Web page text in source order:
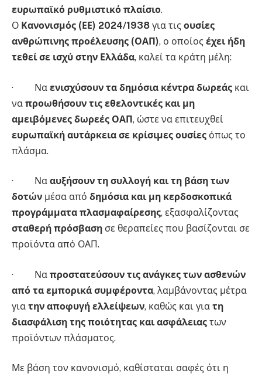
ευρωπαϊκό ρυθμιστικό πλαίσιο.
Ο Κανονισμός (ΕΕ) 2024/1938 για τις ουσίες
ανθρώπινης προέλευσης (ΟΑΠ), ο οποίος έχει ήδη
τεθεί σε ισχύ στην Ελλάδα, καλεί τα κράτη μέλη:
· Να ενισχύσουν τα δημόσια κέντρα δωρεάς και
να προωθήσουν τις εθελοντικές και μη
αμειβόμενες δωρεές ΟΑΠ, ώστε να επιτευχθεί
ευρωπαϊκή αυτάρκεια σε κρίσιμες ουσίες όπως το
πλάσμα.
· Να αυξήσουν τη συλλογή και τη βάση των
δοτών μέσα από δημόσια και μη κερδοσκοπικά
προγράμματα πλασμαφαίρεσης, εξασφαλίζοντας
σταθερή πρόσβαση σε θεραπείες που βασίζονται σε
προϊόντα από ΟΑΠ.
· Να προστατεύσουν τις ανάγκες των ασθενών
από τα εμπορικά συμφέροντα, λαμβάνοντας μέτρα
για την αποφυγή ελλείψεων, καθώς και για τη
διασφάλιση της ποιότητας και ασφάλειας των
προϊόντων πλάσματος.
Με βάση τον κανονισμό, καθίσταται σαφές ότι η